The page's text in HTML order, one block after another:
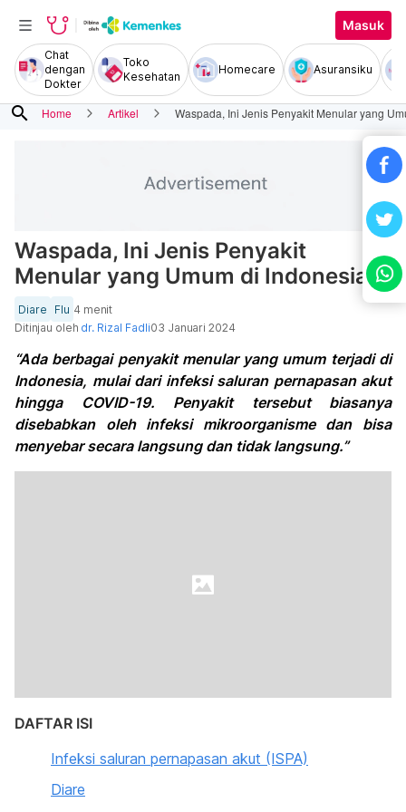
Masuk
Chat
dengan
Dokter
Toko
Kesehatan
Homecare Asuransiku
search Home Artikel Waspada, Ini Jenis Penyakit Menular yang
Waspada, Ini Jenis Penyakit
Menular yang Umum di Indonesia
Diare Flu 4 menit
Ditinjau oleh dr. Rizal Fadli03 Januari 2024
“Ada berbagai penyakit menular yang umum terjadi di
Indonesia, mulai dari infeksi saluran pernapasan akut
hingga COVID-19. Penyakit tersebut biasanya
disebabkan oleh infeksi mikroorganisme dan bisa
menyebar secara langsung dan tidak langsung.”
DAFTAR ISI
Infeksi saluran pernapasan akut (ISPA)
Diare